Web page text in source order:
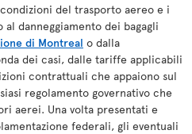
del trasporto aereo e i
danneggiamento dei bagagli
di Montreal o dalla
dei casi, dalle tariffe applicabili
contrattuali che appaiono sul
regolamento governativo che
aerei. Una volta presentati e
federali, gli eventuali